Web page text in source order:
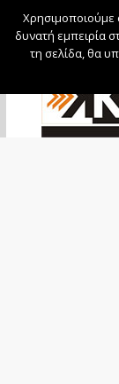
Χρησιμοποιούμε
δυνατή εμπειρία
τη σελίδα, θα